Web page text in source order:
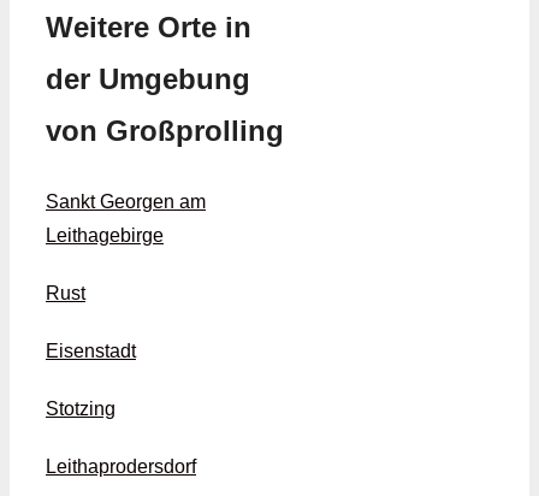
Weitere Orte in
der Umgebung
von Großprolling
Sankt Georgen am
Leithagebirge
Rust
Eisenstadt
Stotzing
Leithaprodersdorf